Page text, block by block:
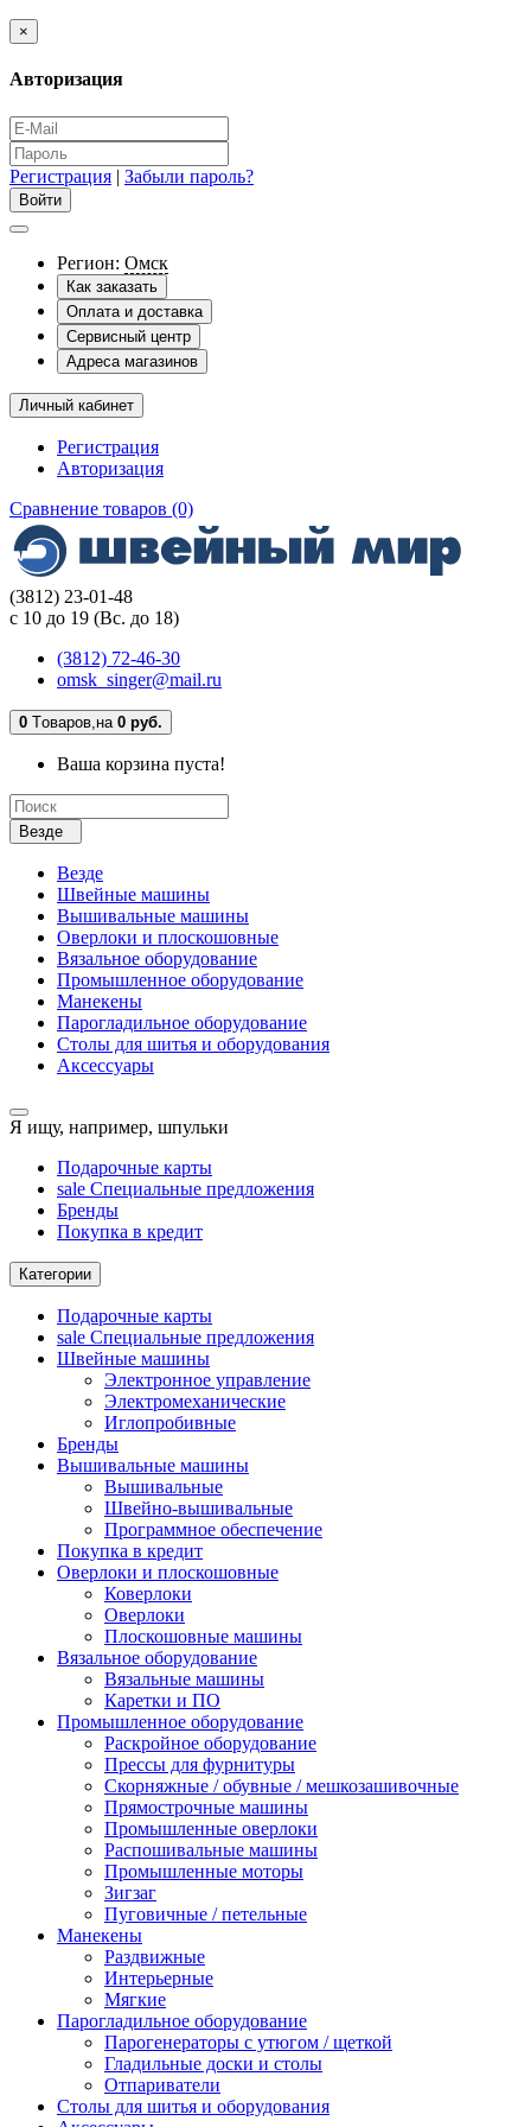
×
Авторизация
Регистрация | Забыли пароль?
Регион: Омск
Как заказать
Оплата и доставка
Сервисный центр
Адреса магазинов
Личный кабинет
Регистрация
Авторизация
Сравнение товаров (0)
(3812) 23-01-48
с 10 до 19 (Вс. до 18)
(3812) 72-46-30
omsk_singer@mail.ru
0 Tоваров,на 0 руб.
Ваша корзина пуста!
Везде
Везде
Швейные машины
Вышивальные машины
Оверлоки и плоскошовные
Вязальное оборудование
Промышленное оборудование
Манекены
Парогладильное оборудование
Столы для шитья и оборудования
Аксессуары
Я ищу, например, шпульки
Подарочные карты
sale Специальные предложения
Бренды
Покупка в кредит
Категории
Подарочные карты
sale Специальные предложения
Швейные машины
Электронное управление
Электромеханические
Иглопробивные
Бренды
Вышивальные машины
Вышивальные
Швейно-вышивальные
Программное обеспечение
Покупка в кредит
Оверлоки и плоскошовные
Коверлоки
Оверлоки
Плоскошовные машины
Вязальное оборудование
Вязальные машины
Каретки и ПО
Промышленное оборудование
Раскройное оборудование
Прессы для фурнитуры
Скорняжные / обувные / мешкозашивочные
Прямострочные машины
Промышленные оверлоки
Распошивальные машины
Промышленные моторы
Зигзаг
Пуговичные / петельные
Манекены
Раздвижные
Интерьерные
Мягкие
Парогладильное оборудование
Парогенераторы с утюгом / щеткой
Гладильные доски и столы
Отпариватели
Столы для шитья и оборудования